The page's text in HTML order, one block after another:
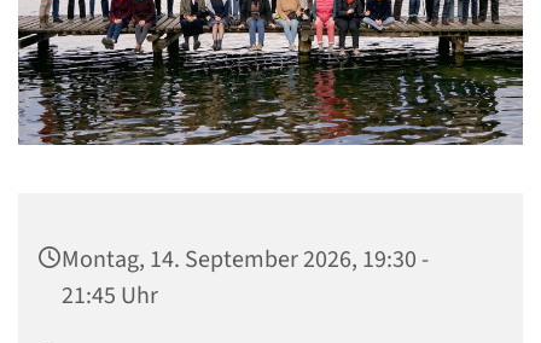
Montag, 14. September 2026, 19:30 -
21:45 Uhr